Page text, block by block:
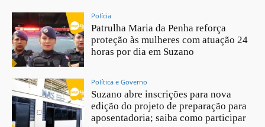
Polícia
Patrulha Maria da Penha reforça
proteção às mulheres com atuação 24
horas por dia em Suzano
Política e Governo
Suzano abre inscrições para nova
edição do projeto de preparação para
aposentadoria; saiba como participar